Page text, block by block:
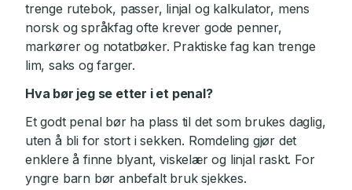
trenge rutebok, passer, linjal og kalkulator, mens
norsk og språkfag ofte krever gode penner,
markører og notatbøker. Praktiske fag kan trenge
lim, saks og farger.
Hva bør jeg se etter i et penal?
Et godt penal bør ha plass til det som brukes daglig,
uten å bli for stort i sekken. Romdeling gjør det
enklere å finne blyant, viskelær og linjal raskt. For
yngre barn bør anbefalt bruk sjekkes.